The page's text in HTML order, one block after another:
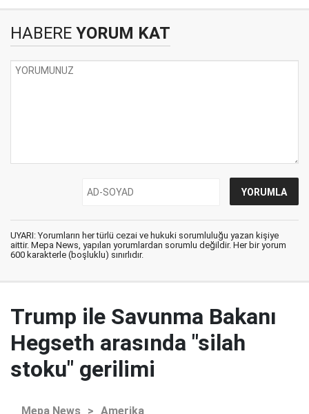
HABERE YORUM KAT
UYARI: Yorumların her türlü cezai ve hukuki sorumluluğu yazan kişiye
aittir. Mepa News, yapılan yorumlardan sorumlu değildir. Her bir yorum
600 karakterle (boşluklu) sınırlıdır.
Trump ile Savunma Bakanı
Hegseth arasında "silah
stoku" gerilimi
Mepa News > Amerika